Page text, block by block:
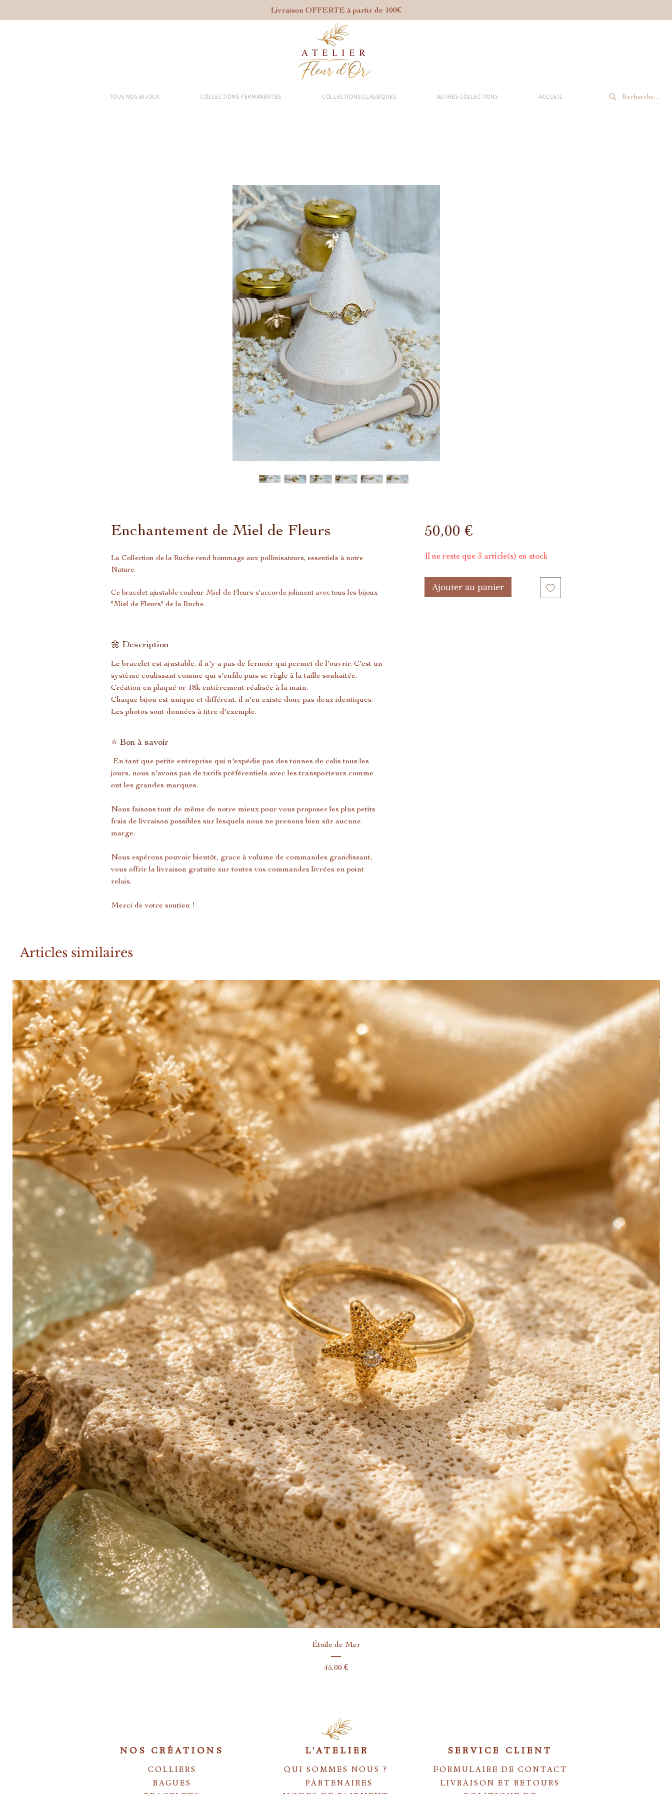
Livraison OFFERTE à partir de 100€
TOUS NOS BIJOUX COLLECTIONS PERMANENTES COLLECTIONS CLASSIQUES AUTRES COLLECTIONS ACCUEIL
Enchantement de Miel de Fleurs
La Collection de la Ruche rend hommage aux pollinisateurs, essentiels à notre
Nature.
Ce bracelet ajustable couleur Miel de Fleurs s'accorde joliment avec tous les bijoux
"Miel de Fleurs" de la Ruche.
🌼 Description
Le bracelet est ajustable, il n'y a pas de fermoir qui permet de l'ouvrir. C'est un
système coulissant comme qui s'enfile puis se règle à la taille souhaitée.
Création en plaqué or 18k entièrement réalisée à la main.
Chaque bijou est unique et différent, il n'en existe donc pas deux identiques.
Les photos sont données à titre d'exemple.
⭐ Bon à savoir
En tant que petite entreprise qui n'expédie pas des tonnes de colis tous les
jours, nous n'avons pas de tarifs préférentiels avec les transporteurs comme
ont les grandes marques.
Nous faisons tout de même de notre mieux pour vous proposer les plus petits
frais de livraison possibles sur lesquels nous ne prenons bien sûr aucune
marge.
Nous espérons pouvoir bientôt, grace à volume de commandes grandissant,
vous offrir la livraison gratuite sur toutes vos commandes livrées en point
relais.
Merci de votre soutien !
50,00 €Prix
Il ne reste que 3 article(s) en stock
Ajouter au panier
Articles similaires
Aperçu rapide
Étoile de Mer
Prix
45,00 €
NOS CRÉATIONS
COLLIERS
BAGUES
L'ATELIER
QUI SOMMES NOUS ?
PARTENAIRES
SERVICE CLIENT
FORMULAIRE DE CONTACT
LIVRAISON ET RETOURS